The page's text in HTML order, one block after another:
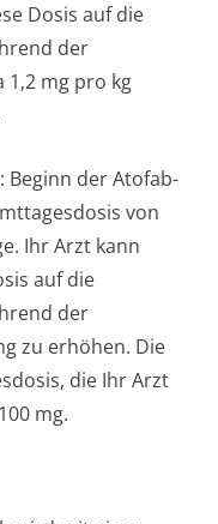
Dosis auf die
der
1,2 mg pro kg
Beginn der Atofab-
von
Ihr Arzt kann
auf die
der
zu erhöhen. Die
die Ihr Arzt
mg.